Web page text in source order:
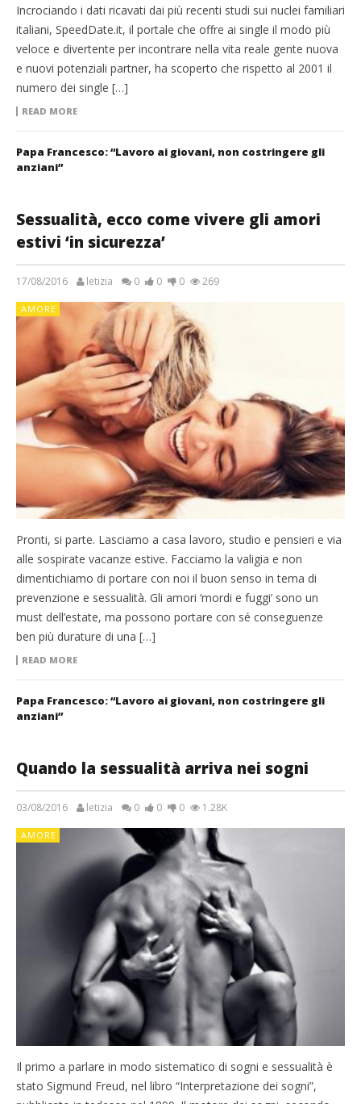
Incrociando i dati ricavati dai più recenti studi sui nuclei familiari
italiani, SpeedDate.it, il portale che offre ai single il modo più
veloce e divertente per incontrare nella vita reale gente nuova
e nuovi potenziali partner, ha scoperto che rispetto al 2001 il
numero dei single […]
READ MORE
Papa Francesco: “Lavoro ai giovani, non costringere gli
anziani”
Sessualità, ecco come vivere gli amori
estivi ‘in sicurezza’
17/08/2016 letizia 0 0 0 269
AMORE
Pronti, si parte. Lasciamo a casa lavoro, studio e pensieri e via
alle sospirate vacanze estive. Facciamo la valigia e non
dimentichiamo di portare con noi il buon senso in tema di
prevenzione e sessualità. Gli amori ‘mordi e fuggi’ sono un
must dell’estate, ma possono portare con sé conseguenze
ben più durature di una […]
READ MORE
Papa Francesco: “Lavoro ai giovani, non costringere gli
anziani”
Quando la sessualità arriva nei sogni
03/08/2016 letizia 0 0 0 1.28K
AMORE
Il primo a parlare in modo sistematico di sogni e sessualità è
stato Sigmund Freud, nel libro “Interpretazione dei sogni”,